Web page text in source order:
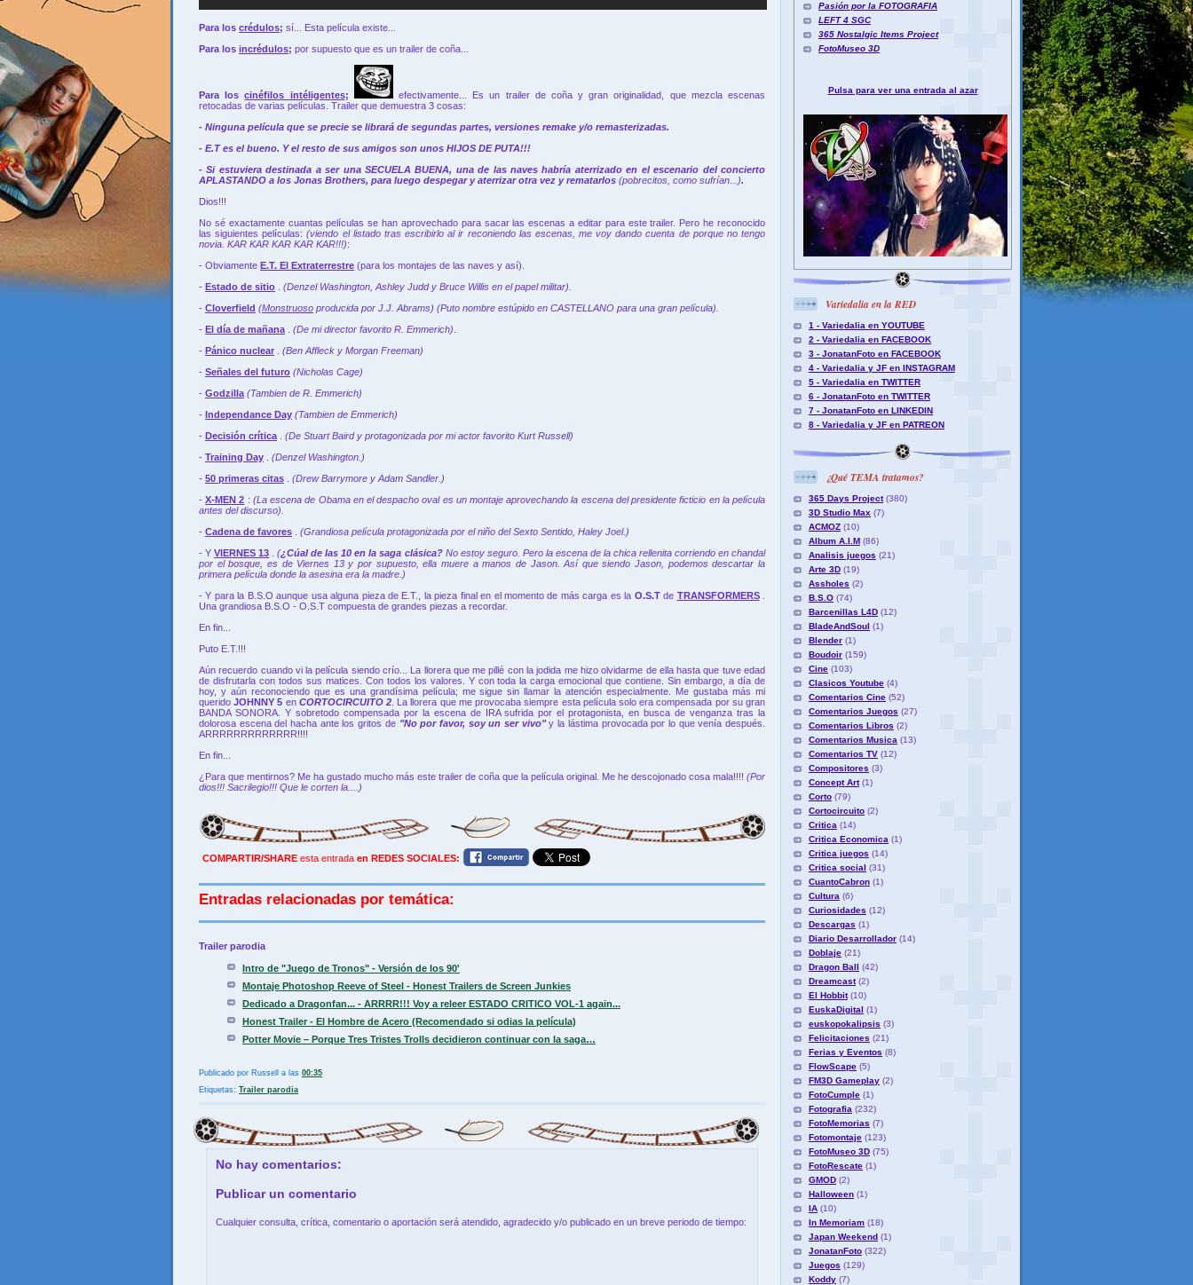
Para los crédulos; sí... Esta película existe...
Para los incrédulos; por supuesto que es un trailer de coña...
Para loscinéfilos intéligentes;
efectivamente... Es un trailer de coña y gran originalidad, que mezcla escenas
retocadas de varias películas. Trailer que demuestra 3 cosas:
- Ninguna película que se precie se librará de segundas partes, versiones remake y/o remasterizadas.
- E.T es el bueno. Y el resto de sus amigos son unos HIJOS DE PUTA!!!
- Si estuviera destinada a ser una SECUELA BUENA, una de las naves habría aterrizado en el escenario del concierto
APLASTANDO a los Jonas Brothers, para luego despegar y aterrizar otra vez y rematarlos (pobrecitos, como sufrían...).
Dios!!!
No sé exactamente cuantas películas se han aprovechado para sacar las escenas a editar para este trailer. Pero he reconocido
las siguientes películas:(viendo el listado tras escribirlo al ir reconiendo las escenas, me voy dando cuenta de porque no tengo
novia. KAR KAR KAR KAR KAR!!!):
- Obviamente E.T. El Extraterrestre (para los montajes de las naves y así).
- Estado de sitio . (Denzel Washington, Ashley Judd y Bruce Willis en el papel militar).
- Cloverfield (Monstruoso producida por J.J. Abrams) (Puto nombre estúpido en CASTELLANO para una gran película).
- El día de mañana. (De mi director favorito R. Emmerich).
- Pánico nuclear . (Ben Affleck y Morgan Freeman)
- Señales del futuro (Nicholas Cage)
- Godzilla (Tambien de R. Emmerich)
- Independance Day (Tambien de Emmerich)
- Decisión crítica. (De Stuart Baird y protagonizada por mi actor favorito Kurt Russell)
- Training Day . (Denzel Washington.)
- 50 primeras citas . (Drew Barrymore y Adam Sandler.)
-X-MEN 2 : (La escena de Obama en el despacho oval es un montaje aprovechando la escena del presidente ficticio en la película
antes del discurso).
- Cadena de favores . (Grandiosa película protagonizada por el niño del Sexto Sentido, Haley Joel.)
- YVIERNES 13 .(¿Cúal de las 10 en la saga clásica?No estoy seguro. Pero la escena de la chica rellenita corriendo en chandal
por el bosque, es de Viernes 13 y por supuesto, ella muere a manos de Jason. Así que siendo Jason, podemos descartar la
primera película donde la asesina era la madre.)
- Y para la B.S.O aunque usa alguna pieza de E.T., la pieza final en el momento de más carga es la O.S.Tde TRANSFORMERS.
Una grandiosa B.S.O - O.S.T compuesta de grandes piezas a recordar.
En fin...
Puto E.T.!!!
Aún recuerdo cuando vi la película siendo crío... La llorera que me pillé con la jodida me hizo olvidarme de ella hasta que tuve edad
de disfrutarla con todos sus matices. Con todos los valores. Y con toda la carga emocional que contiene. Sin embargo, a día de
hoy, y aún reconociendo que es una grandísima película; me sigue sin llamar la atención especialmente. Me gustaba más mi
queridoJOHNNY 5 en CORTOCIRCUITO 2. La llorera que me provocaba siempre esta película solo era compensada por su gran
BANDA SONORA. Y sobretodo compensada por la escena de IRA sufrida por el protagonista, en busca de venganza tras la
dolorosa escena del hacha ante los gritos de "No por favor, soy un ser vivo"y la lástima provocada por lo que venía después.
ARRRRRRRRRRRRR!!!!
En fin...
¿Para que mentirnos? Me ha gustado mucho más este trailer de coña que la película original. Me he descojonado cosa mala!!!! (Por
dios!!! Sacrilegio!!! Que le corten la....)
COMPARTIR/SHARE esta entrada en REDES SOCIALES:
Entradas relacionadas por temática:
Trailer parodia
Intro de "Juego de Tronos" - Versión de los 90'
Montaje Photoshop Reeve of Steel - Honest Trailers de Screen Junkies
Dedicado a Dragonfan... - ARRRR!!! Voy a releer ESTADO CRITICO VOL-1 again...
Honest Trailer - El Hombre de Acero (Recomendado si odias la película)
Potter Movie – Porque Tres Tristes Trolls decidieron continuar con la saga…
Publicado por Russell a las 00:35
Etiquetas: Trailer parodia
No hay comentarios:
Publicar un comentario
Cualquier consulta, crítica, comentario o aportación será atendido, agradecido y/o publicado en un breve periodo de tiempo:
Pasión por la FOTOGRAFIA
LEFT 4 SGC
365 Nostalgic Items Project
FotoMuseo 3D
Pulsa para ver una entrada al azar
Variedalia en la RED
1 - Variedalia en YOUTUBE
2 - Variedalia en FACEBOOK
3 - JonatanFoto en FACEBOOK
4 - Variedalia y JF en INSTAGRAM
5 - Variedalia en TWITTER
6 - JonatanFoto en TWITTER
7 - JonatanFoto en LINKEDIN
8 - Variedalia y JF en PATREON
¿Qué TEMA tratamos?
365 Days Project (380)
3D Studio Max (7)
ACMOZ (10)
Album A.I.M (86)
Analisis juegos (21)
Arte 3D (19)
Assholes (2)
B.S.O (74)
Barcenillas L4D (12)
BladeAndSoul (1)
Blender (1)
Boudoir (159)
Cine (103)
Clasicos Youtube (4)
Comentarios Cine (52)
Comentarios Juegos (27)
Comentarios Libros (2)
Comentarios Musica (13)
Comentarios TV (12)
Compositores (3)
Concept Art (1)
Corto (79)
Cortocircuito (2)
Critica (14)
Critica Economica (1)
Critica juegos (14)
Critica social (31)
CuantoCabron (1)
Cultura (6)
Curiosidades (12)
Descargas (1)
Diario Desarrollador (14)
Doblaje (21)
Dragon Ball (42)
Dreamcast (2)
El Hobbit (10)
EuskaDigital (1)
euskopokalipsis (3)
Felicitaciones (21)
Ferias y Eventos (8)
FlowScape (5)
FM3D Gameplay (2)
FotoCumple (1)
Fotografia (232)
FotoMemorias (7)
Fotomontaje (123)
FotoMuseo 3D (75)
FotoRescate (1)
GMOD (2)
Halloween (1)
IA (10)
In Memoriam (18)
Japan Weekend (1)
JonatanFoto (322)
Juegos (129)
Koddy (7)